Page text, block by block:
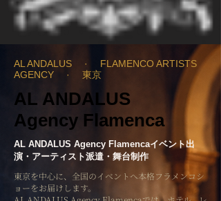
AL ANDALUS · FLAMENCO ARTISTS
AGENCY · 東京​
AL ANDALUS
Agency Flamenca
AL ANDALUS Agency Flamencaイベント出
演・アーティスト派遣・舞台制作
東京を中心に、全国のイベントへ本格フラメンコシ
ョーをお届けします。